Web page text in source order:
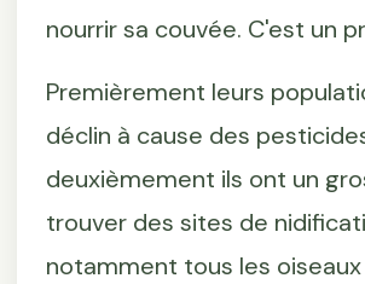
nourrir sa couvée. C'est un
Premièrement leurs
déclin à cause des
deuxièmement ils ont un
trouver des sites de
notamment tous les